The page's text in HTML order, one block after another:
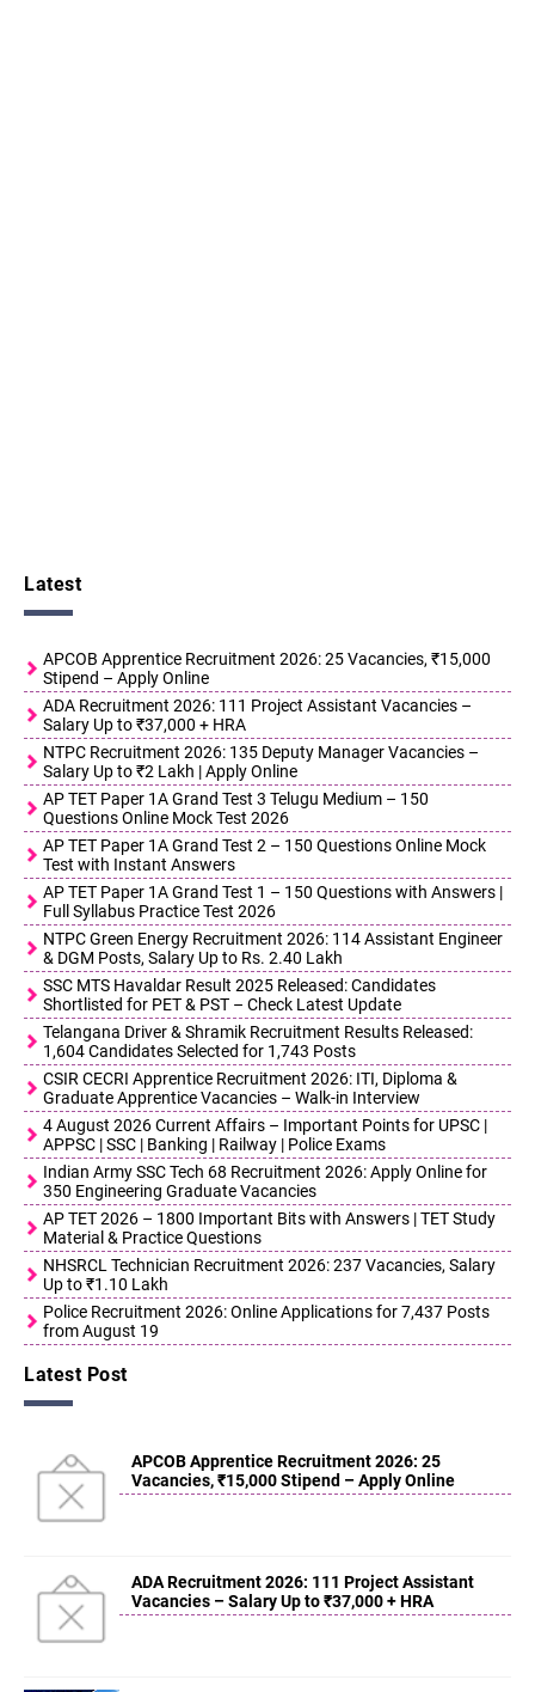
Latest
APCOB Apprentice Recruitment 2026: 25 Vacancies, ₹15,000
Stipend – Apply Online
ADA Recruitment 2026: 111 Project Assistant Vacancies –
Salary Up to ₹37,000 + HRA
NTPC Recruitment 2026: 135 Deputy Manager Vacancies –
Salary Up to ₹2 Lakh | Apply Online
AP TET Paper 1A Grand Test 3 Telugu Medium – 150
Questions Online Mock Test 2026
AP TET Paper 1A Grand Test 2 – 150 Questions Online Mock
Test with Instant Answers
AP TET Paper 1A Grand Test 1 – 150 Questions with Answers |
Full Syllabus Practice Test 2026
NTPC Green Energy Recruitment 2026: 114 Assistant Engineer
& DGM Posts, Salary Up to Rs. 2.40 Lakh
SSC MTS Havaldar Result 2025 Released: Candidates
Shortlisted for PET & PST – Check Latest Update
Telangana Driver & Shramik Recruitment Results Released:
1,604 Candidates Selected for 1,743 Posts
CSIR CECRI Apprentice Recruitment 2026: ITI, Diploma &
Graduate Apprentice Vacancies – Walk-in Interview
4 August 2026 Current Affairs – Important Points for UPSC |
APPSC | SSC | Banking | Railway | Police Exams
Indian Army SSC Tech 68 Recruitment 2026: Apply Online for
350 Engineering Graduate Vacancies
AP TET 2026 – 1800 Important Bits with Answers | TET Study
Material & Practice Questions
NHSRCL Technician Recruitment 2026: 237 Vacancies, Salary
Up to ₹1.10 Lakh
Police Recruitment 2026: Online Applications for 7,437 Posts
from August 19
Latest Post
APCOB Apprentice Recruitment 2026: 25
Vacancies, ₹15,000 Stipend – Apply Online
ADA Recruitment 2026: 111 Project Assistant
Vacancies – Salary Up to ₹37,000 + HRA